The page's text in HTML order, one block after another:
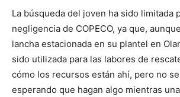
La búsqueda del joven ha sido limitada
negligencia de COPECO, ya que,
lancha estacionada en su plantel en
sido utilizada para las labores de
cómo los recursos están ahí, pero no
esperando que hagan algo mientras